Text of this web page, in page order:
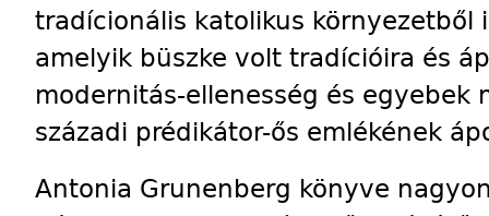
tradícionális katolikus környezetből
amelyik büszke volt tradícióira és
modernitás-ellenesség és
századi prédikátor-ős emlékének
Antonia Grunenberg könyve